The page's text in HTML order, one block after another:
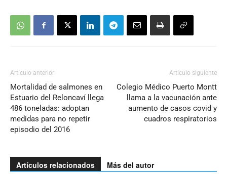
Artículo anterior
Mortalidad de salmones en
Estuario del Reloncaví llega
486 toneladas: adoptan
medidas para no repetir
episodio del 2016
Artículo siguiente
Colegio Médico Puerto Montt
llama a la vacunación ante
aumento de casos covid y
cuadros respiratorios
Artículos relacionados Más del autor